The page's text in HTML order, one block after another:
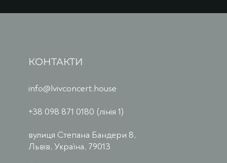
КОНТАКТИ
info@lvivconcert.house
+38 098 871 0180 (лінія 1)
вулиця Степана Бандери 8,
Львів, Україна, 79013